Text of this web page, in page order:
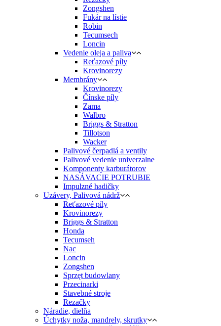
Zongshen
Fukár na lístie
Robin
Tecumsech
Loncin
Vedenie oleja a paliva
Reťazové píly
Krovinorezy
Membrány
Krovinorezy
Čínske píly
Zama
Walbro
Briggs & Stratton
Tillotson
Wacker
Palivové čerpadlá a ventily
Palivové vedenie univerzalne
Komponenty karburátorov
NASÁVACIE POTRUBIE
Impulzné hadičky
Uzávery, Palivová nádrž
Reťazové píly
Krovinorezy
Briggs & Stratton
Honda
Tecumseh
Nac
Loncin
Zongshen
Sprzęt budowlany
Przecinarki
Stavebné stroje
Rezačky
Náradie, dielňa
Úchytky noža, mandrely, skrutky